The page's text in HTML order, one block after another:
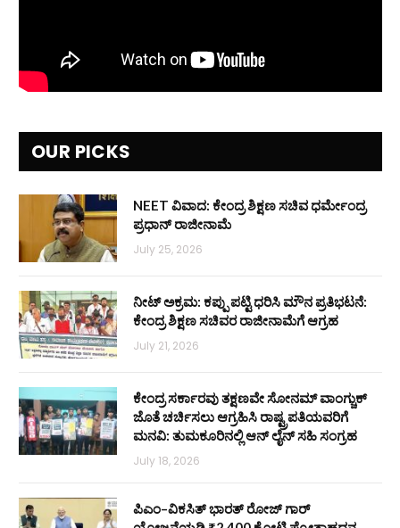
OUR PICKS
NEET ವಿವಾದ: ಕೇಂದ್ರ ಶಿಕ್ಷಣ ಸಚಿವ ಧರ್ಮೇಂದ್ರ
ಪ್ರಧಾನ್ ರಾಜೀನಾಮೆ
July 25, 2026
ನೀಟ್ ಅಕ್ರಮ: ಕಪ್ಪು ಪಟ್ಟಿ ಧರಿಸಿ ಮೌನ ಪ್ರತಿಭಟನೆ:
ಕೇಂದ್ರ ಶಿಕ್ಷಣ ಸಚಿವರ ರಾಜೀನಾಮೆಗೆ ಆಗ್ರಹ
July 21, 2026
ಕೇಂದ್ರ ಸರ್ಕಾರವು ತಕ್ಷಣವೇ ಸೋನಮ್ ವಾಂಗ್ಚುಕ್
ಜೊತೆ ಚರ್ಚಿಸಲು ಆಗ್ರಹಿಸಿ ರಾಷ್ಟ್ರಪತಿಯವರಿಗೆ
ಮನವಿ: ತುಮಕೂರಿನಲ್ಲಿ ಆನ್‌ ಲೈನ್ ಸಹಿ ಸಂಗ್ರಹ
July 18, 2026
ಪಿಎಂ–ವಿಕಸಿತ್ ಭಾರತ್ ರೋಜ್‌ ಗಾರ್